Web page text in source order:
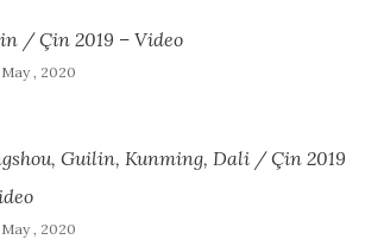
/ Çin 2019 – Video
, 2020
Guilin, Kunming, Dali / Çin 2019
, 2020